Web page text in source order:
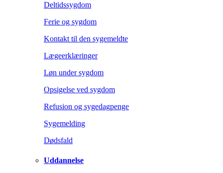
Deltidssygdom
Ferie og sygdom
Kontakt til den sygemeldte
Lægeerklæringer
Løn under sygdom
Opsigelse ved sygdom
Refusion og sygedagpenge
Sygemelding
Dødsfald
Uddannelse